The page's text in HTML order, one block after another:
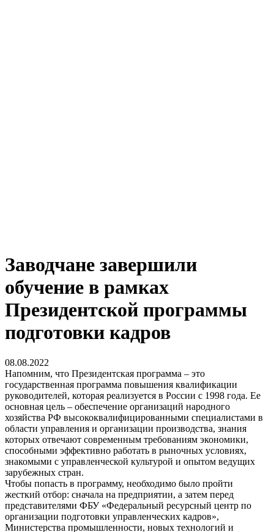
Заводчане завершили
обучение в рамках
Президентской программы
подготовки кадров
08.08.2022
Напомним, что Президентская программа – это
государственная программа повышения квалификации
руководителей, которая реализуется в России с 1998 года. Ее
основная цель – обеспечение организаций народного
хозяйства РФ высококвалифицированными специалистами в
области управления и организации производства, знания
которых отвечают современным требованиям экономики,
способными эффективно работать в рыночных условиях,
знакомыми с управленческой культурой и опытом ведущих
зарубежных стран.
Чтобы попасть в программу, необходимо было пройти
жесткий отбор: сначала на предприятии, а затем перед
представителями ФБУ «Федеральный ресурсный центр по
организации подготовки управленческих кадров»,
Министерства промышленности, новых технологий и